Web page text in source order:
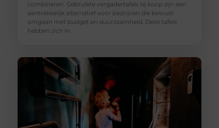
combineren. Gebruikte vergadertafels te koop zijn een
aantrekkelijk alternatief voor bedrijven die bewust
omgaan met budget en duurzaamheid. Deze tafels
hebben zich in